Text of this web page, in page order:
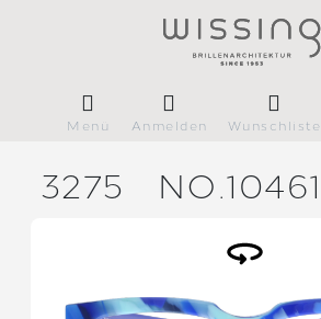
Menü Anmelden Wunschliste
3275 NO.10461